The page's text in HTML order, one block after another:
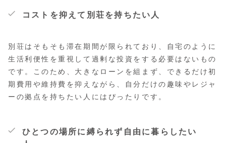
コストを抑えて別荘を持ちたい人
別荘はそもそも滞在期間が限られており、自宅のように
生活利便性を重視して過剰な投資をする必要はないもの
です。このため、大きなローンを組まず、できるだけ初
期費用や維持費を抑えながら、自分だけの趣味やレジャ
ーの拠点を持ちたい人にはぴったりです。
ひとつの場所に縛られず自由に暮らしたい